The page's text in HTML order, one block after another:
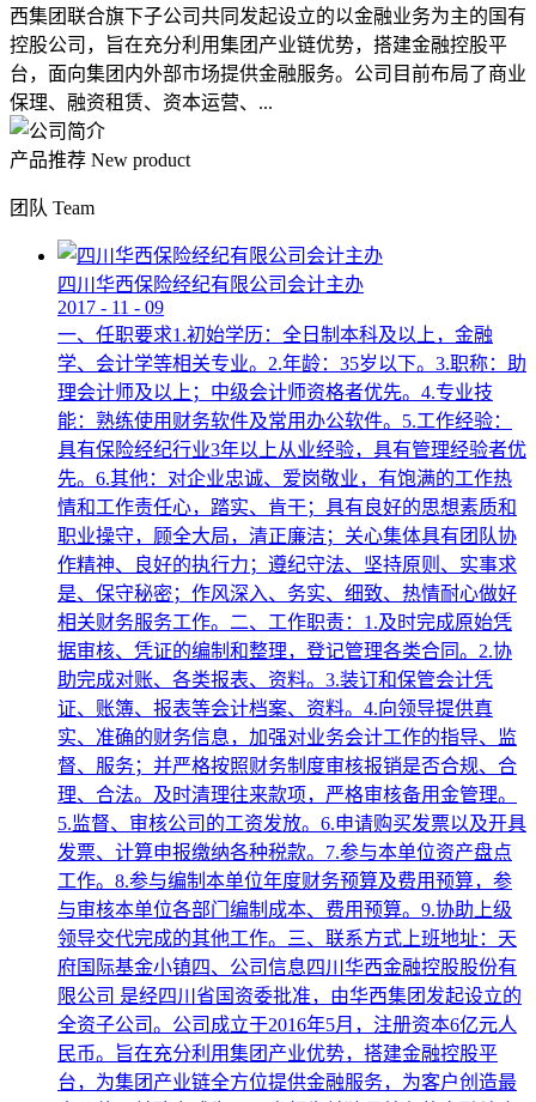
西集团联合旗下子公司共同发起设立的以金融业务为主的国有
控股公司，旨在充分利用集团产业链优势，搭建金融控股平
台，面向集团内外部市场提供金融服务。公司目前布局了商业
保理、融资租赁、资本运营、...
产品推荐 New product
团队 Team
四川华西保险经纪有限公司会计主办
2017 - 11 - 09
一、任职要求1.初始学历：全日制本科及以上，金融
学、会计学等相关专业。2.年龄：35岁以下。3.职称：助
理会计师及以上；中级会计师资格者优先。4.专业技
能：熟练使用财务软件及常用办公软件。5.工作经验：
具有保险经纪行业3年以上从业经验，具有管理经验者优
先。6.其他：对企业忠诚、爱岗敬业，有饱满的工作热
情和工作责任心，踏实、肯干；具有良好的思想素质和
职业操守，顾全大局，清正廉洁；关心集体具有团队协
作精神、良好的执行力；遵纪守法、坚持原则、实事求
是、保守秘密；作风深入、务实、细致、热情耐心做好
相关财务服务工作。二、工作职责：1.及时完成原始凭
据审核、凭证的编制和整理，登记管理各类合同。2.协
助完成对账、各类报表、资料。3.装订和保管会计凭
证、账簿、报表等会计档案、资料。4.向领导提供真
实、准确的财务信息，加强对业务会计工作的指导、监
督、服务；并严格按照财务制度审核报销是否合规、合
理、合法。及时清理往来款项，严格审核备用金管理。
5.监督、审核公司的工资发放。6.申请购买发票以及开具
发票、计算申报缴纳各种税款。7.参与本单位资产盘点
工作。8.参与编制本单位年度财务预算及费用预算，参
与审核本单位各部门编制成本、费用预算。9.协助上级
领导交代完成的其他工作。三、联系方式上班地址：天
府国际基金小镇四、公司信息四川华西金融控股股份有
限公司 是经四川省国资委批准，由华西集团发起设立的
全资子公司。公司成立于2016年5月，注册资本6亿元人
民币。旨在充分利用集团产业优势，搭建金融控股平
台，为集团产业链全方位提供金融服务，为客户创造最